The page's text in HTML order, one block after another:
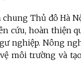
Thủ đô Hà
cứu, hoàn thiện
nghiệp. Nông
môi trường và